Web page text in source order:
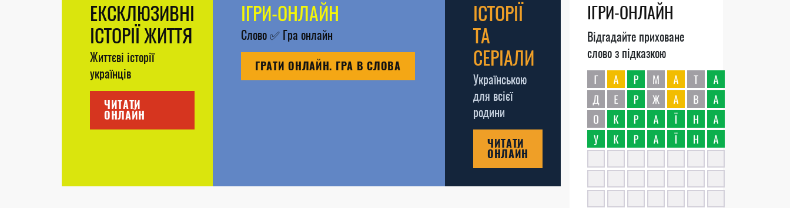
ЕКСКЛЮЗИВНІ
ІСТОРІЇ ЖИТТЯ
Життєві історії
українців
ЧИТАТИ
ОНЛАЙН
ІГРИ-ОНЛАЙН
Слово✅Гра онлайн
ГРАТИ ОНЛАЙН. ГРА В СЛОВА
ІСТОРІЇ
ТА
СЕРІАЛИ
Українською
для всієї
родини
ЧИТАТИ
ОНЛАЙН
ІГРИ-ОНЛАЙН
Відгадайте приховане
слово з підказкою